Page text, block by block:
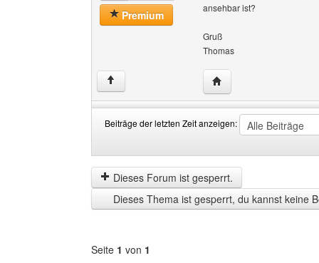
Premium
ansehbar ist?
Gruß
Thomas
↑ Website dieses
Beiträge der letzten Zeit anzeigen:
der
letzten
Zeit
anzeigen
by
Dieses Forum ist gesperrt.
Dieses Thema ist gesperrt, du kannst keine
Seite 1 von 1